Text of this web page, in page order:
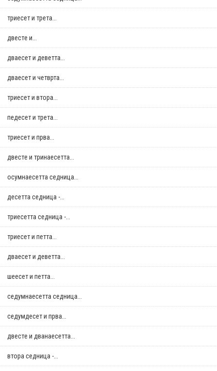
триесет и трета...
двестe и...
дваесет и деветта...
дваесет и четврта...
триесет и втора...
педесет и трета...
триесет и прва...
двестe и тринаесетта...
осумнaесетта седница...
десетта седница -...
триесетта седница -...
триесет и петта...
дваесет и деветта...
шеесет и петта...
седумнаесетта седница...
седумдесет и прва...
двестe и дванаесетта...
втора седница -...